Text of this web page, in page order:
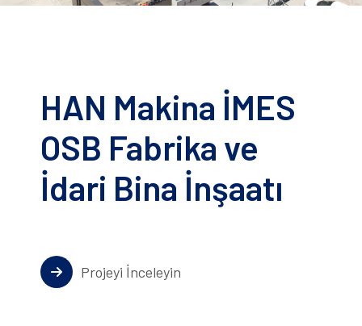
HAN Makina İMES
OSB Fabrika ve
İdari Bina İnşaatı
Projeyi İnceleyin